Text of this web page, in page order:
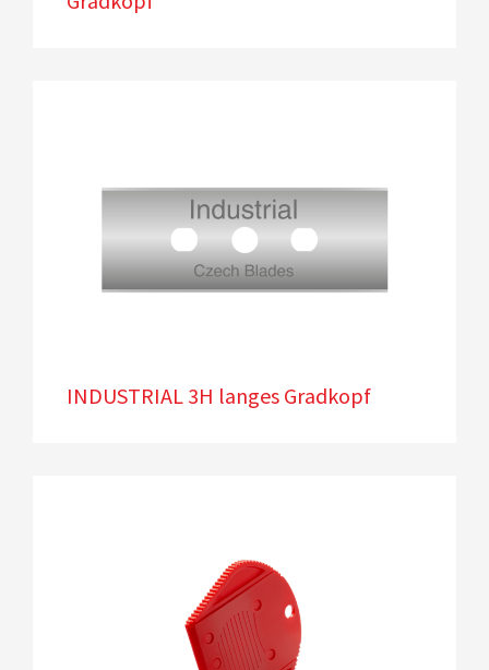
INDUSTRIAL 3H langes Gradkopf